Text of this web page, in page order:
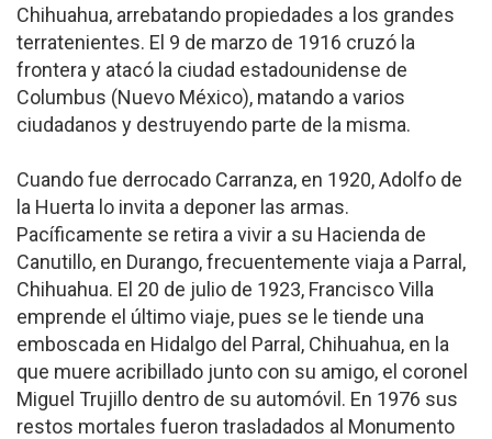
Chihuahua, arrebatando propiedades a los grandes
terratenientes. El 9 de marzo de 1916 cruzó la
frontera y atacó la ciudad estadounidense de
Columbus (Nuevo México), matando a varios
ciudadanos y destruyendo parte de la misma.
Cuando fue derrocado Carranza, en 1920, Adolfo de
la Huerta lo invita a deponer las armas.
Pacíficamente se retira a vivir a su Hacienda de
Canutillo, en Durango, frecuentemente viaja a Parral,
Chihuahua. El 20 de julio de 1923, Francisco Villa
emprende el último viaje, pues se le tiende una
emboscada en Hidalgo del Parral, Chihuahua, en la
que muere acribillado junto con su amigo, el coronel
Miguel Trujillo dentro de su automóvil. En 1976 sus
restos mortales fueron trasladados al Monumento